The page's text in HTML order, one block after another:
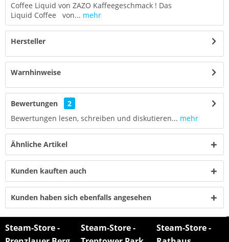
Coffee Liquid von ZAZO Kaffeegeschmack ! Das
Liquid Coffee von... mehr
Hersteller
Warnhinweise
Bewertungen
2
Bewertungen lesen, schreiben und diskutieren... mehr
Ähnliche Artikel
Kunden kauften auch
Kunden haben sich ebenfalls angesehen
Steam-Store -
Steam-Store -
Steam-Store -